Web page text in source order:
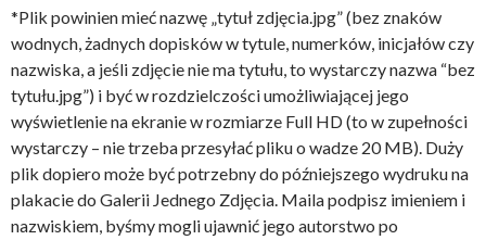
*Plik powinien mieć nazwę „tytuł zdjęcia.jpg” (bez znaków
wodnych, żadnych dopisków w tytule, numerków, inicjałów czy
nazwiska, a jeśli zdjęcie nie ma tytułu, to wystarczy nazwa “bez
tytułu.jpg”) i być w rozdzielczości umożliwiającej jego
wyświetlenie na ekranie w rozmiarze Full HD (to w zupełności
wystarczy – nie trzeba przesyłać pliku o wadze 20 MB). Duży
plik dopiero może być potrzebny do późniejszego wydruku na
plakacie do Galerii Jednego Zdjęcia. Maila podpisz imieniem i
nazwiskiem, byśmy mogli ujawnić jego autorstwo po